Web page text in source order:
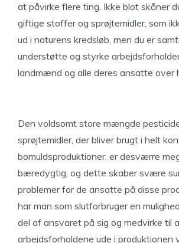
at påvirke flere ting. Ikke blot skåner
giftige stoffer og sprøjtemidler, som
ud i naturens kredsløb, men du er
understøtte og styrke
landmænd og alle deres ansatte over
Den voldsomt store mængde
sprøjtemidler, der bliver brugt i helt
bomuldsproduktioner, er desværre
bæredygtig, og dette skaber svære
problemer for de ansatte på disse
har man som slutforbruger en
del af ansvaret på sig og medvirke til
arbejdsforholdene ude i